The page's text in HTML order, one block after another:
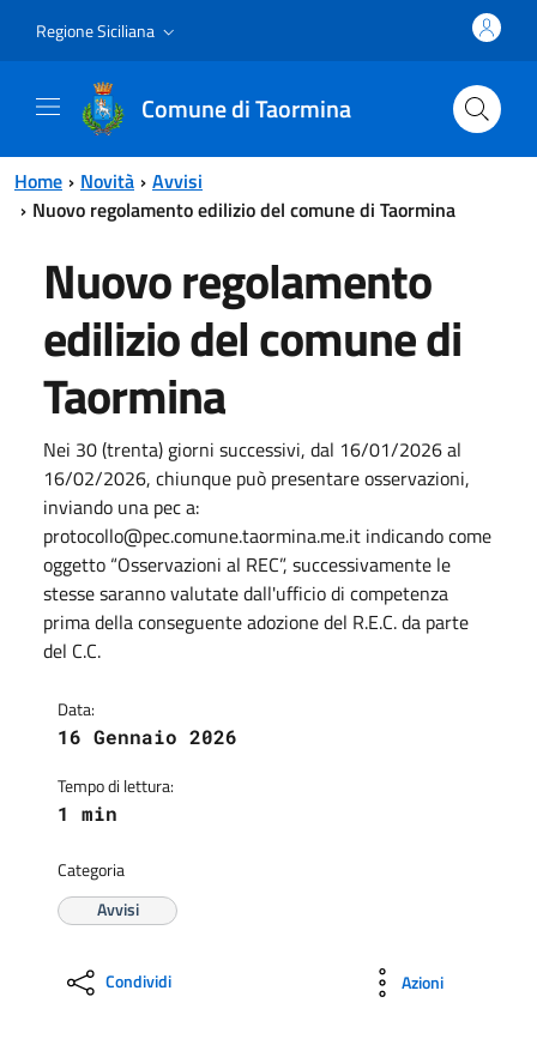
Regione Siciliana
Comune di Taormina
Home Novità
Avvisi
Nuovo regolamento edilizio del comune di Taormina
Nuovo regolamento
edilizio del comune di
Taormina
Nei 30 (trenta) giorni successivi, dal 16/01/2026 al
16/02/2026, chiunque può presentare osservazioni,
inviando una pec a:
protocollo@pec.comune.taormina.me.it indicando come
oggetto “Osservazioni al REC”, successivamente le
stesse saranno valutate dall'ufficio di competenza
prima della conseguente adozione del R.E.C. da parte
del C.C.
Data:
16 Gennaio 2026
Tempo di lettura:
1 min
Categoria
Avvisi
Condividi Azioni